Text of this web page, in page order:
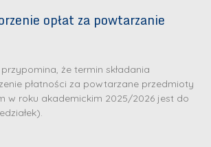
opłat za powtarzanie
że termin składania
płatności za powtarzane przedmioty
w roku akademickim 2025/2026 jest do